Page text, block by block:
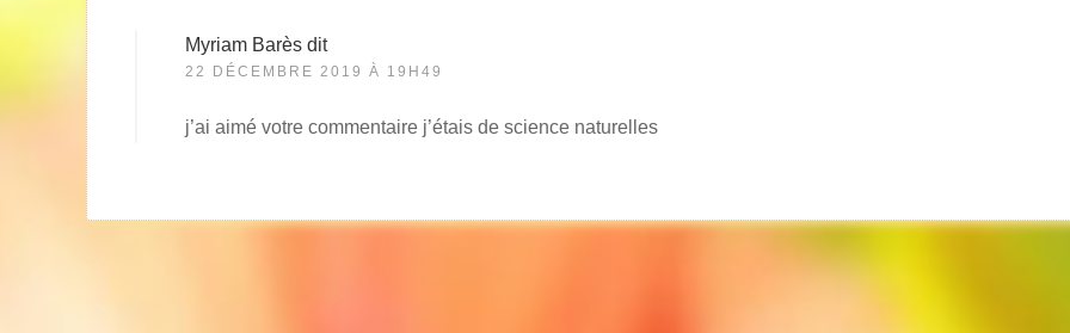
Myriam Barès dit
22 DÉCEMBRE 2019 À 19H49
j’ai aimé votre commentaire j’étais de science naturelles